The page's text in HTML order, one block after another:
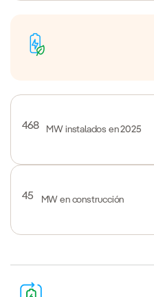
468 MW instalados en 2025
45 MW en construcción